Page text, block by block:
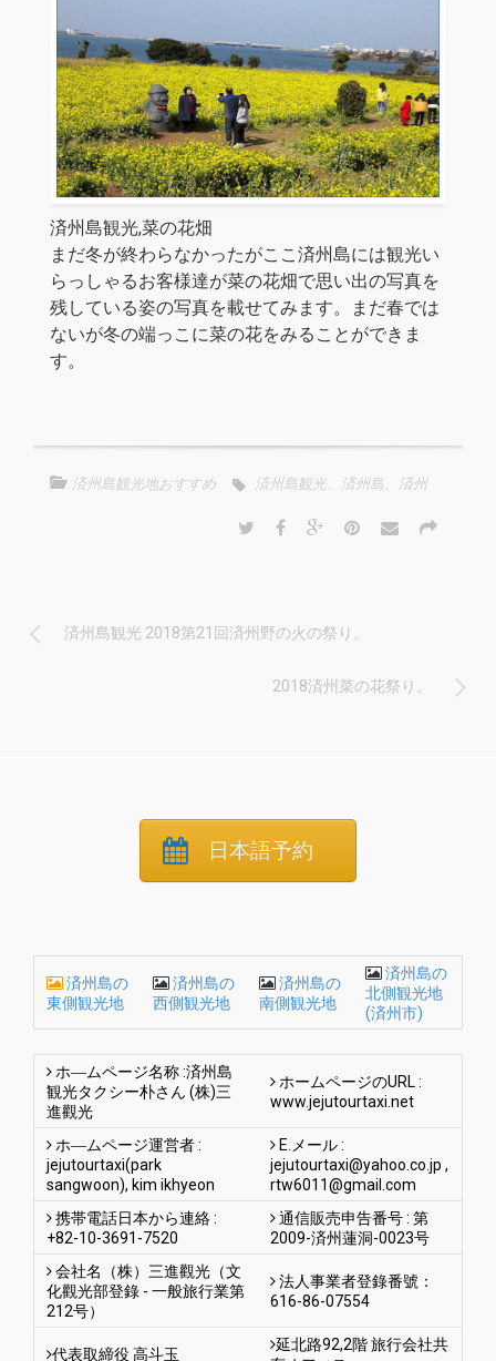
済州島観光,菜の花畑
まだ冬が終わらなかったがここ済州島には観光い
らっしゃるお客様達が菜の花畑で思い出の写真を
残している姿の写真を載せてみます。まだ春では
ないが冬の端っこに菜の花をみることができま
す。
済州島観光地おすすめ 済州島観光、済州島、済州
済州島観光 2018第21回済州野の火の祭り。
2018済州菜の花祭り。
日本語予約
済州島の
東側観光地
済州島の
西側観光地
済州島の
南側観光地
済州島の
北側観光地
(済州市)
ホ―ムページ名称 :済州島
観光タクシー朴さん (株)三
進觀光
ホームページのURL :
www.jejutourtaxi.net
ホ―ムページ運営者 :
jejutourtaxi(park
sangwoon), kim ikhyeon
E.メール :
jejutourtaxi@yahoo.co.jp ,
rtw6011@gmail.com
携帯電話日本から連絡 :
+82-10-3691-7520
通信販売申告番号 : 第
2009-済州蓮洞-0023号
会社名（株）三進觀光（文
化觀光部登錄 - 一般旅行業第
212号）
法人事業者登錄番號：
616-86-07554
代表取締役 高斗玉
延北路92,2階 旅行会社共